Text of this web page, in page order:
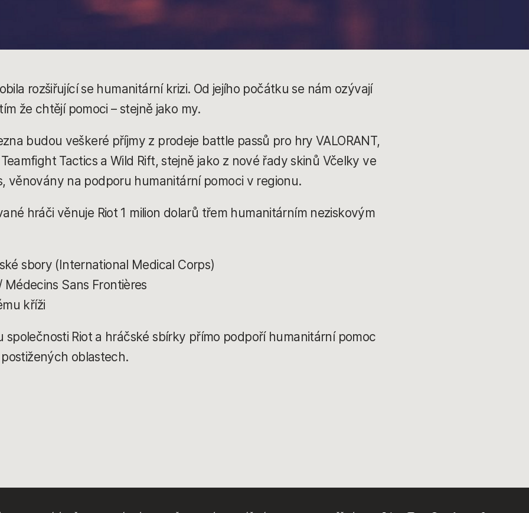
rozšiřující se humanitární krizi. Od jejího počátku se nám ozývají
že chtějí pomoci – stejně jako my.
budou veškeré příjmy z prodeje battle passů pro hry VALORANT,
Tactics a Wild Rift, stejně jako z nové řady skinů Včelky ve
věnovány na podporu humanitární pomoci v regionu.
hráči věnuje Riot 1 milion dolarů třem humanitárním neziskovým
sbory (International Medical Corps)
Sans Frontières
kříži
společnosti Riot a hráčské sbírky přímo podpoří humanitární pomoc
oblastech.